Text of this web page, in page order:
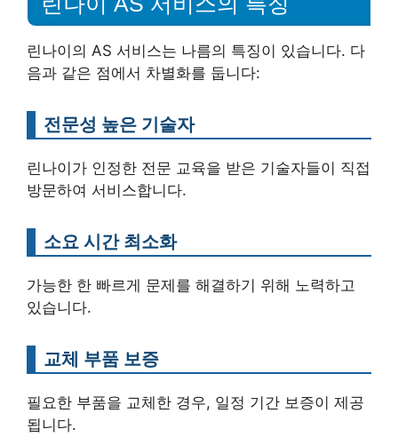
린나이의 AS 서비스는 나름의 특징이 있습니다. 다
음과 같은 점에서 차별화를 둡니다:
전문성 높은 기술자
린나이가 인정한 전문 교육을 받은 기술자들이 직접
방문하여 서비스합니다.
소요 시간 최소화
가능한 한 빠르게 문제를 해결하기 위해 노력하고
있습니다.
교체 부품 보증
필요한 부품을 교체한 경우, 일정 기간 보증이 제공
됩니다.